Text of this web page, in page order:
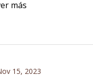
más
15, 2023